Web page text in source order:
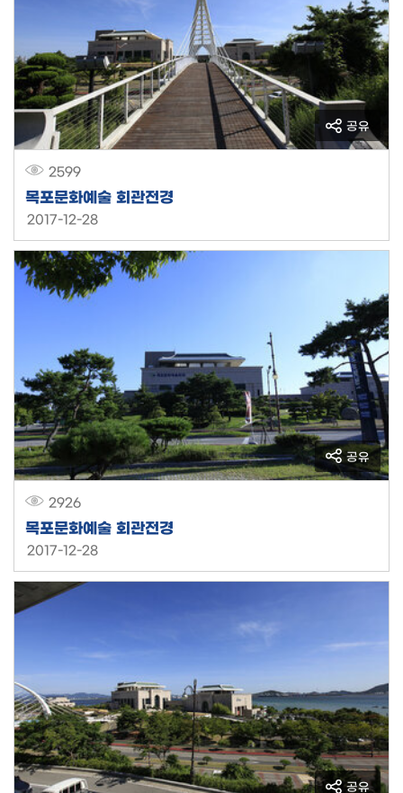
공유
2599
목포문화예술 회관전경
2017-12-28
공유
2926
목포문화예술 회관전경
2017-12-28
공유